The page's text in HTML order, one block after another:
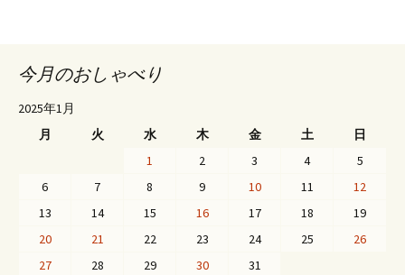
今月のおしゃべり
2025年1月
月
火 水 木 金 土 日
1 2 3 4
5
6
7 8 9 10 11
12
13
14 15 16 17 18
19
20
21 22 23 24 25
26
27
28 29 30 31